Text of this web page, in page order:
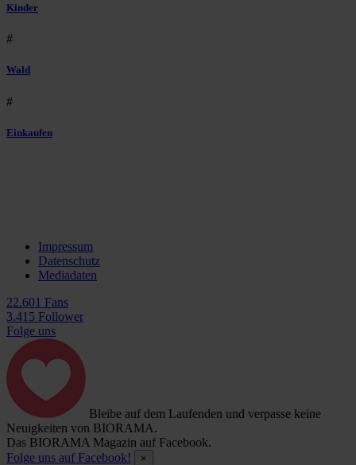
Kinder
#
Wald
#
Einkaufen
Impressum
Datenschutz
Mediadaten
22.601 Fans
3.415 Follower
Folge uns
Bleibe auf dem Laufenden und verpasse keine
Neuigkeiten von BIORAMA.
Das BIORAMA Magazin auf Facebook.
Folge uns auf Facebook!
×